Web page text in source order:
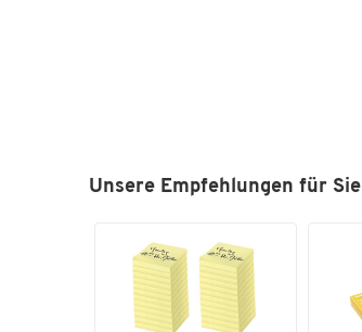
Unsere Empfehlungen für Sie